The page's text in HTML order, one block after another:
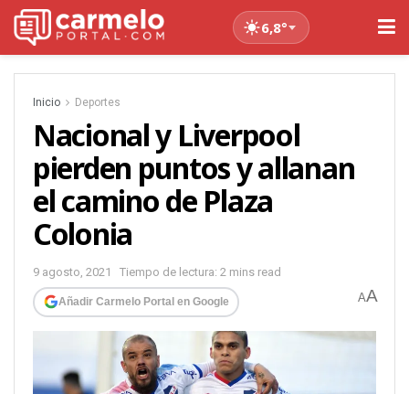
6,8°
Inicio Deportes
Nacional y Liverpool
pierden puntos y allanan
el camino de Plaza
Colonia
9 agosto, 2021 Tiempo de lectura: 2 mins read
Añadir Carmelo Portal en Google AA